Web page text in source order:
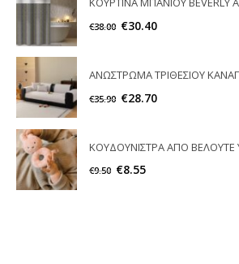
€38.00 €30.40
€35.90 €28.70
€9.50 €8.55